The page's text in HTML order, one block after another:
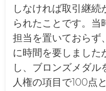
しなければ取引継続
られたことです。当
担当を置いておらず
に時間を要しました
し、ブロンズメダル
人権の項目で100点